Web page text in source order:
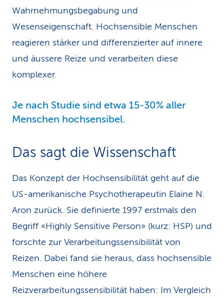
Wahrnehmungsbegabung und
Wesenseigenschaft. Hochsensible Menschen
reagieren stärker und differenzierter auf innere
und äussere Reize und verarbeiten diese
komplexer.
Je nach Studie sind etwa 15-30% aller
Menschen hochsensibel.
Das sagt die Wissenschaft
Das Konzept der Hochsensibilität geht auf die
US-amerikanische Psychotherapeutin Elaine N.
Aron zurück. Sie definierte 1997 erstmals den
Begriff «Highly Sensitive Person» (kurz: HSP) und
forschte zur Verarbeitungssensibilität von
Reizen. Dabei fand sie heraus, dass hochsensible
Menschen eine höhere
Reizverarbeitungssensibilität haben: Im Vergleich